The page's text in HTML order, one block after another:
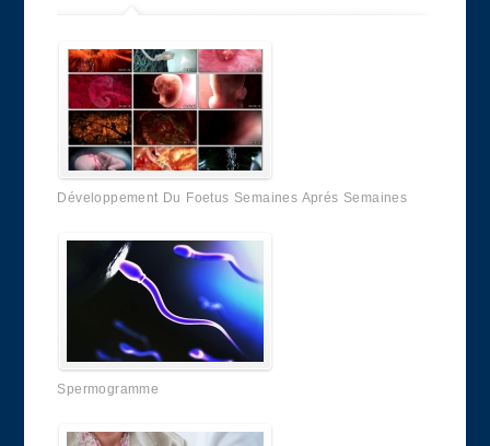
Développement Du Foetus Semaines Aprés Semaines
Spermogramme